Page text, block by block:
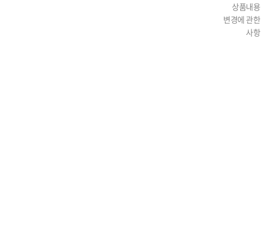
상품내용
변경에 관한
사항